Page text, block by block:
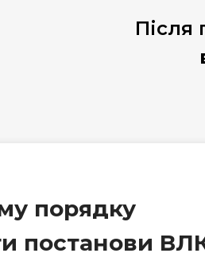
Після
порядку
постанови